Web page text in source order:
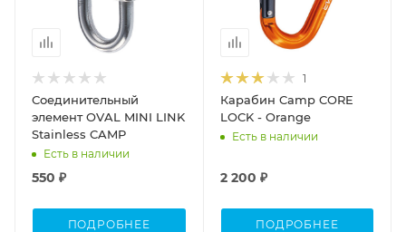
Соединительный
элемент OVAL MINI LINK
Stainless CAMP
Есть в наличии
550 ₽
ПОДРОБНЕЕ
1
Карабин Camp CORE
LOCK - Orange
Есть в наличии
2 200 ₽
ПОДРОБНЕЕ